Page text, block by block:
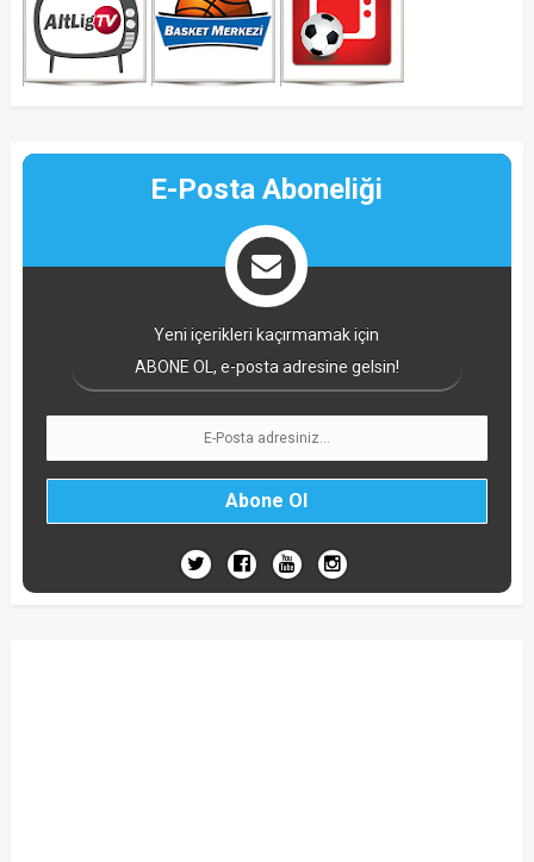
E-Posta Aboneliği
Yeni içerikleri kaçırmamak için
ABONE OL, e-posta adresine gelsin!